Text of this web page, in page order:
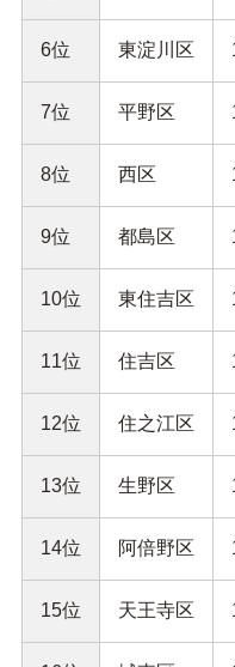
6位 東淀川区
7位 平野区
8位 西区
9位 都島区
10位 東住吉区
11位 住吉区
12位 住之江区
13位 生野区
14位 阿倍野区
15位 天王寺区